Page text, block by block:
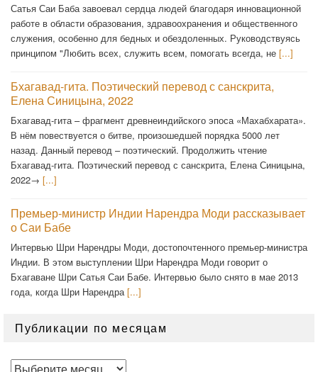
Сатья Саи Баба завоевал сердца людей благодаря инновационной
работе в области образования, здравоохранения и общественного
служения, особенно для бедных и обездоленных. Руководствуясь
принципом "Любить всех, служить всем, помогать всегда, не [...]
Бхагавад-гита. Поэтический перевод с санскрита,
Елена Синицына, 2022
Бхагавад-гита – фрагмент древнеиндийского эпоса «Махабхарата».
В нём повествуется о битве, произошедшей порядка 5000 лет
назад. Данный перевод – поэтический. Продолжить чтение
Бхагавад-гита. Поэтический перевод с санскрита, Елена Синицына,
2022→ [...]
Премьер-министр Индии Нарендра Моди рассказывает
о Саи Бабе
Интервью Шри Нарендры Моди, достопочтенного премьер-министра
Индии. В этом выступлении Шри Нарендра Моди говорит о
Бхагаване Шри Сатья Саи Бабе. Интервью было снято в мае 2013
года, когда Шри Нарендра [...]
Публикации по месяцам
Публикации